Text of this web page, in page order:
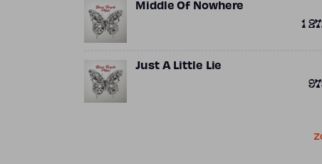
Middle Of Nowhere
1
Just A Little Lie